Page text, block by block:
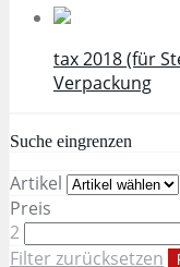
tax 2018 (für
Verpackung
Suche eingrenzen
Artikel
Preis
2
Filter zurücksetzen